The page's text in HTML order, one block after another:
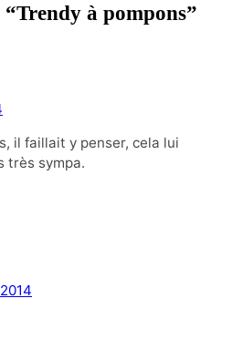
“Trendy à pompons”
il faillait y penser, cela lui
très sympa.